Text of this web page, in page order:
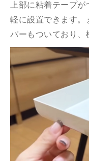
上部に粘着テープ
軽に設置できます。
パーもついており、